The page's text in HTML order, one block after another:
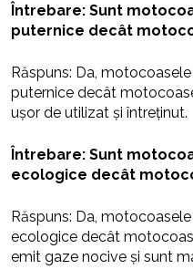
Întrebare: Sunt
puternice decât
Răspuns: Da,
puternice decât
ușor de utilizat și întreținut.
Întrebare: Sunt
ecologice decât
Răspuns: Da,
ecologice decât
emit gaze nocive și sunt